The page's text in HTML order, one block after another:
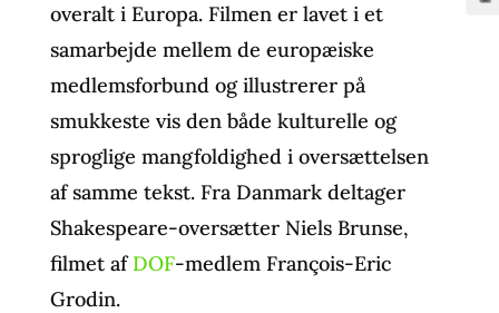
overalt i Europa. Filmen er lavet i et
samarbejde mellem de europæiske
medlemsforbund og illustrerer på
smukkeste vis den både kulturelle og
sproglige mangfoldighed i oversættelsen
af samme tekst. Fra Danmark deltager
Shakespeare-oversætter Niels Brunse,
filmet afDOF-medlem François-Eric
Grodin.